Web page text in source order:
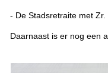
- De Stadsretraite met Zr.
Daarnaast is er nog een